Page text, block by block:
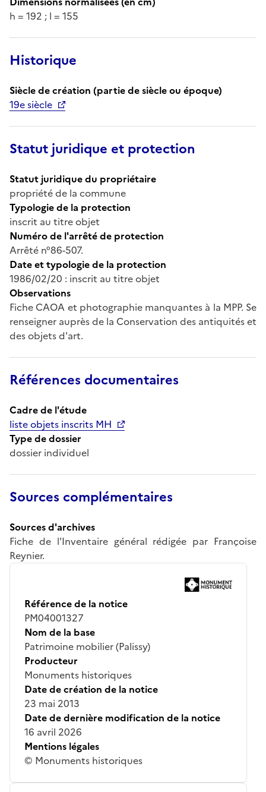
h = 192 ; l = 155
Historique
Siècle de création (partie de siècle ou époque)
19e siècle
Statut juridique et protection
Statut juridique du propriétaire
propriété de la commune
Typologie de la protection
inscrit au titre objet
Numéro de l'arrêté de protection
Arrêté n°86-507.
Date et typologie de la protection
1986/02/20 : inscrit au titre objet
Observations
Fiche CAOA et photographie manquantes à la MPP. Se
renseigner auprès de la Conservation des antiquités et
des objets d'art.
Références documentaires
Cadre de l'étude
liste objets inscrits MH
Type de dossier
dossier individuel
Sources complémentaires
Sources d'archives
Fiche de l'Inventaire général rédigée par Françoise
Reynier.
Référence de la notice
PM04001327
Nom de la base
Patrimoine mobilier (Palissy)
Producteur
Monuments historiques
Date de création de la notice
23 mai 2013
Date de dernière modification de la notice
16 avril 2026
Mentions légales
© Monuments historiques